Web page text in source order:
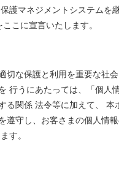
護マネジメントシステムを
こに宣言いたします。
切な保護と利用を重要な社
行うにあたっては、「個人
る関係 法令等に加えて、 本
遵守し、お客さまの個人情
す。